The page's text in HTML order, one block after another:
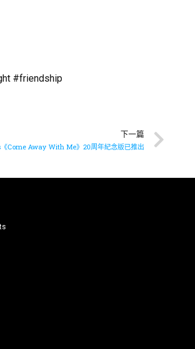
#friendship
下一篇
Come Away With Me》20周年紀念版已推出